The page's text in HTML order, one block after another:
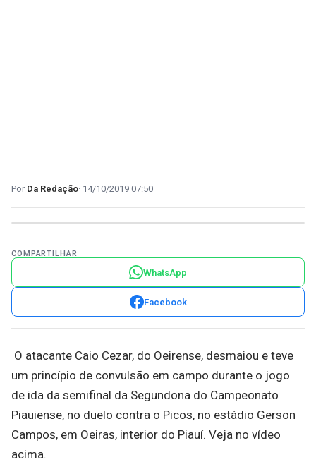
Da Redação 14/10/2019 07:50
COMPARTILHAR
WhatsApp
Facebook
O atacante Caio Cezar, do Oeirense, desmaiou e teve
um princípio de convulsão em campo durante o jogo
de ida da semifinal da Segundona do Campeonato
Piauiense, no duelo contra o Picos, no estádio Gerson
Campos, em Oeiras, interior do Piauí. Veja no vídeo
acima.